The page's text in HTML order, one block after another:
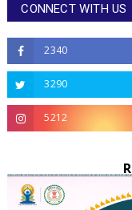
CONNECT WITH US
2340
3290
5212